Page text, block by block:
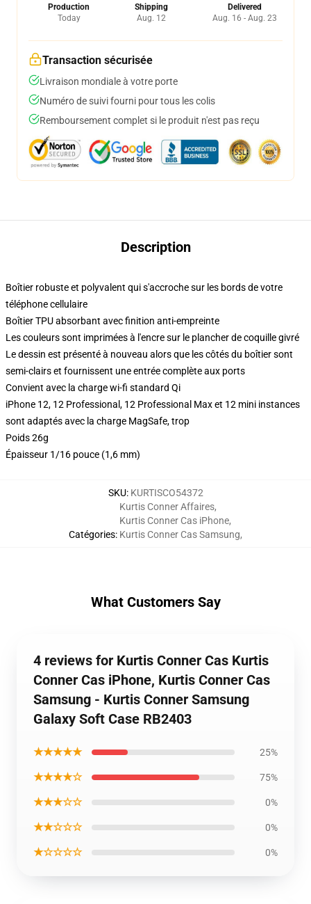
Production
Today
Shipping
Aug. 12
Delivered
Aug. 16 - Aug. 23
Transaction sécurisée
Livraison mondiale à votre porte
Numéro de suivi fourni pour tous les colis
Remboursement complet si le produit n'est pas reçu
Description
Boîtier robuste et polyvalent qui s'accroche sur les bords de votre
téléphone cellulaire
Boîtier TPU absorbant avec finition anti-empreinte
Les couleurs sont imprimées à l'encre sur le plancher de coquille givré
Le dessin est présenté à nouveau alors que les côtés du boîtier sont
semi-clairs et fournissent une entrée complète aux ports
Convient avec la charge wi-fi standard Qi
iPhone 12, 12 Professional, 12 Professional Max et 12 mini instances
sont adaptés avec la charge MagSafe, trop
Poids 26g
Épaisseur 1/16 pouce (1,6 mm)
SKU: KURTISCO54372
Catégories:
Kurtis Conner Affaires,
Kurtis Conner Cas iPhone,
Kurtis Conner Cas Samsung,
What Customers Say
4 reviews for Kurtis Conner Cas Kurtis
Conner Cas iPhone, Kurtis Conner Cas
Samsung - Kurtis Conner Samsung
Galaxy Soft Case RB2403
★★★★★ 25%
★★★★☆ 75%
★★★☆☆ 0%
★★☆☆☆ 0%
★☆☆☆☆ 0%